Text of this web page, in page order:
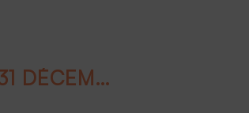
DÉFISCALISER MALIN AVANT LE 31 DÉCEMBRE